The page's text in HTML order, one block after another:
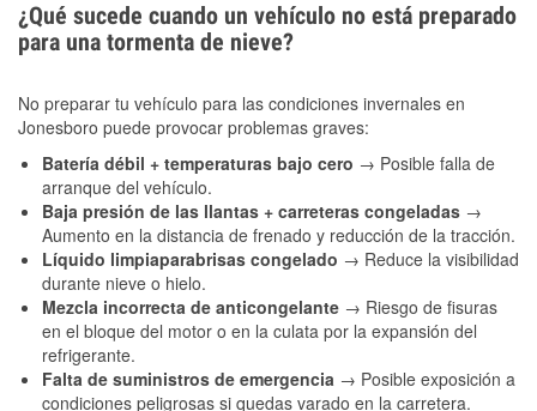
¿Qué sucede cuando un vehículo no está preparado
para una tormenta de nieve?
No preparar tu vehículo para las condiciones invernales en
Jonesboro puede provocar problemas graves:
Batería débil + temperaturas bajo cero → Posible falla de
arranque del vehículo.
Baja presión de las llantas + carreteras congeladas →
Aumento en la distancia de frenado y reducción de la tracción.
Líquido limpiaparabrisas congelado → Reduce la visibilidad
durante nieve o hielo.
Mezcla incorrecta de anticongelante → Riesgo de fisuras
en el bloque del motor o en la culata por la expansión del
refrigerante.
Falta de suministros de emergencia → Posible exposición a
condiciones peligrosas si quedas varado en la carretera.